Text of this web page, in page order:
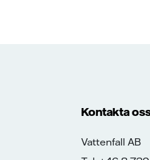
Kontakta
Vattenfall AB